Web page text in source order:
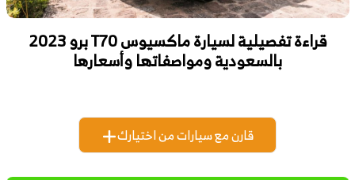
قراءة تفصيلية لسيارة ماكسيوس T70 برو 2023
بالسعودية ومواصفاتها وأسعارها
قارن مع سيارات من اختيارك